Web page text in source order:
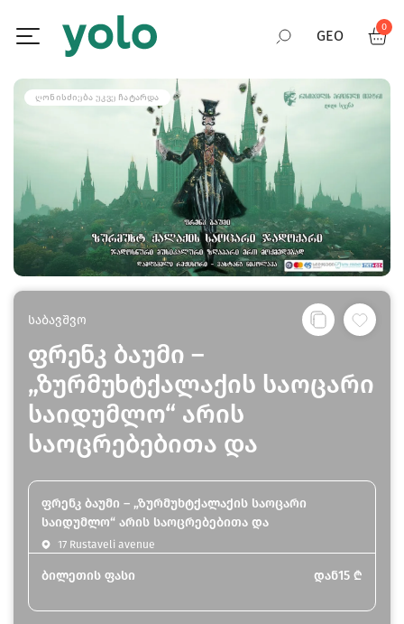
GEO
RUS
0
ᲦᲝᲜᲘᲡᲫᲘᲔᲑᲐ ᲣᲙᲕᲔ ᲩᲐᲢᲐᲠᲓᲐ
საბავშვო
ფრენკ ბაუმი –
„ზურმუხტქალაქის საოცარი
საიდუმლო“ არის
საოცრებებითა და
ფრენკ ბაუმი – „ზურმუხტქალაქის საოცარი
საიდუმლო“ არის საოცრებებითა და
17 Rustaveli avenue
ბილეთის ფასი დან15 ₾